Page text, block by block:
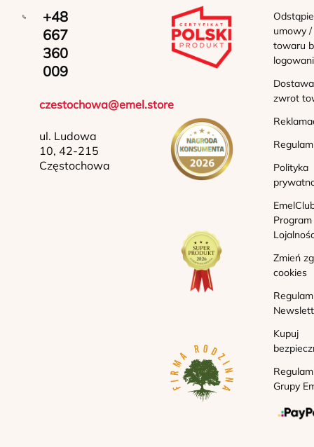
+48
667
360
009
czestochowa@emel.store
ul. Ludowa
10, 42-215
Częstochowa
umowy
towaru
zwrot
Polityka
Program
Zmień
cookies
Kupuj
Grupy